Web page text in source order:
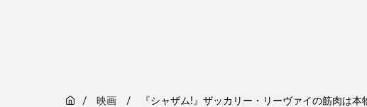
映画 『シャザム!』ザッカリー・リーヴァイの筋肉は